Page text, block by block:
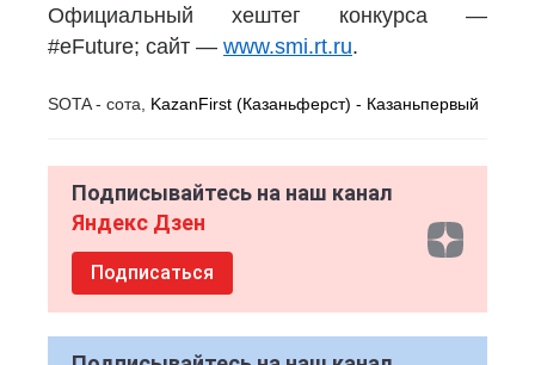
Официальный хештег конкурса —
#eFuture; сайт — www.smi.rt.ru.
SOTA - сота, KazanFirst (Казаньферст) - Казаньпервый
Подписывайтесь на наш канал
Яндекс Дзен
Подписаться